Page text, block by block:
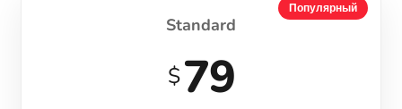
Популярный
Standard
$79